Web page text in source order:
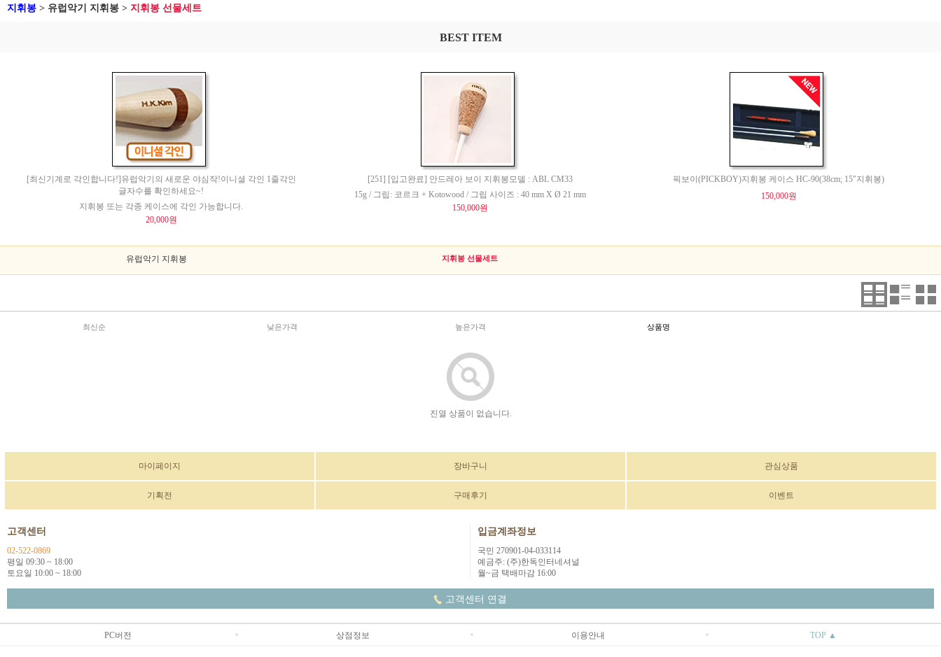
지휘봉 > 유럽악기 지휘봉 > 지휘봉 선물세트
BEST ITEM
[최신기계로 각인합니다!]유럽악기의 새로운 야심작!이니셜 각인 1줄각인
글자수를 확인하세요~!
지휘봉 또는 각종 케이스에 각인 가능합니다.
20,000원
[251] [입고완료] 안드레아 보이 지휘봉모델 : ABL CM33
15g / 그립: 코르크 + Kotowood / 그립 사이즈 : 40 mm X Ø 21 mm
150,000원
픽보이(PICKBOY)지휘봉 케이스 HC-90(38cm; 15"지휘봉)
150,000원
유럽악기 지휘봉 지휘봉 선물세트
최신순 낮은가격 높은가격 상품명
진열 상품이 없습니다.
마이페이지 장바구니 관심상품
기획전 구매후기 이벤트
고객센터
02-522-0869
평일 09:30 ~ 18:00
토요일 10:00 ~ 18:00
입금계좌정보
국민 270901-04-033114
예금주: (주)한독인터네셔널
월~금 택배마감 16:00
고객센터 연결
PC버전 상점정보 이용안내 TOP ▲